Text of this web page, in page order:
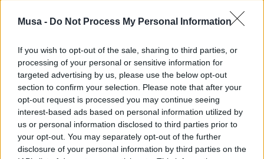
Musa - Do Not Process My Personal Information
If you wish to opt-out of the sale, sharing to third parties, or
processing of your personal or sensitive information for
targeted advertising by us, please use the below opt-out
section to confirm your selection. Please note that after your
opt-out request is processed you may continue seeing
interest-based ads based on personal information utilized by
us or personal information disclosed to third parties prior to
your opt-out. You may separately opt-out of the further
disclosure of your personal information by third parties on the